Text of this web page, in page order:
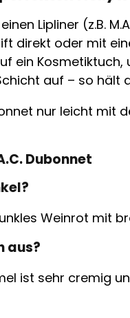
Lipliner (z.B.
direkt oder mit
ein
auf – so hält
nur leicht mit
Dubonnet
Weinrot mit
aus?
ist sehr cremig